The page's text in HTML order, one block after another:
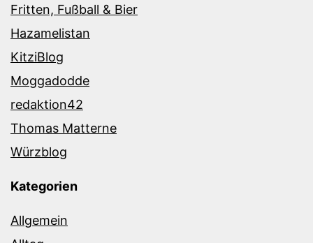
Fritten, Fußball & Bier
Hazamelistan
KitziBlog
Moggadodde
redaktion42
Thomas Matterne
Würzblog
Kategorien
Allgemein